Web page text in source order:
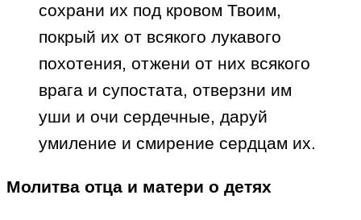
сохрани их под кровом Твоим,
покрый их от всякого лукавого
похотения, отжени от них всякого
врага и супостата, отверзни им
уши и очи сердечные, даруй
умиление и смирение сердцам их.
Молитва отца и матери о детях